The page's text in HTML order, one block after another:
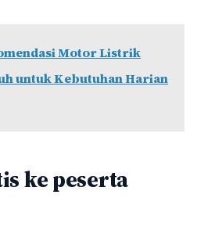
Motor Listrik
untuk Kebutuhan Harian
ke peserta